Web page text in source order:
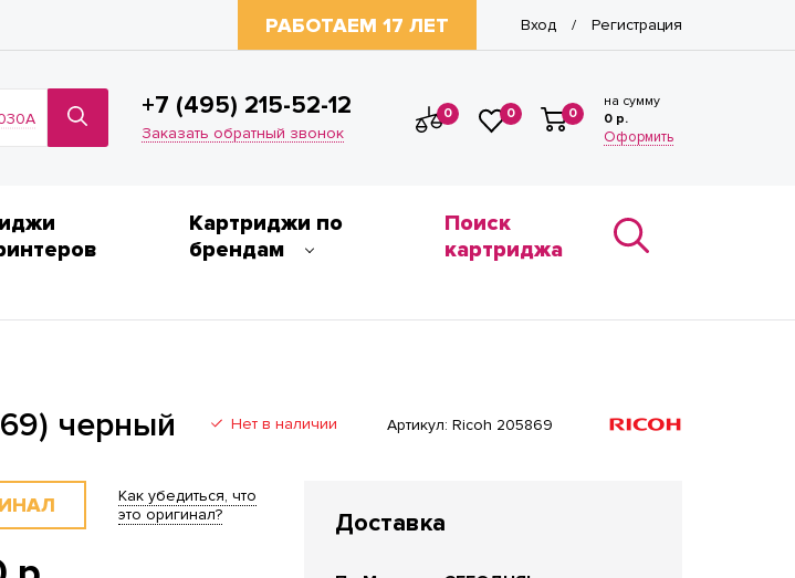
РАБОТАЕМ 17 ЛЕТ Вход / Регистрация
+7 (495) 215-52-12
Заказать обратный звонок
0 0 0
на сумму
0 р.
Оформить
Картриджи по
брендам
Поиск
картриджа
черный Нет в наличии Артикул: Ricoh 205869
Как убедиться, что
это оригинал?
Доставка